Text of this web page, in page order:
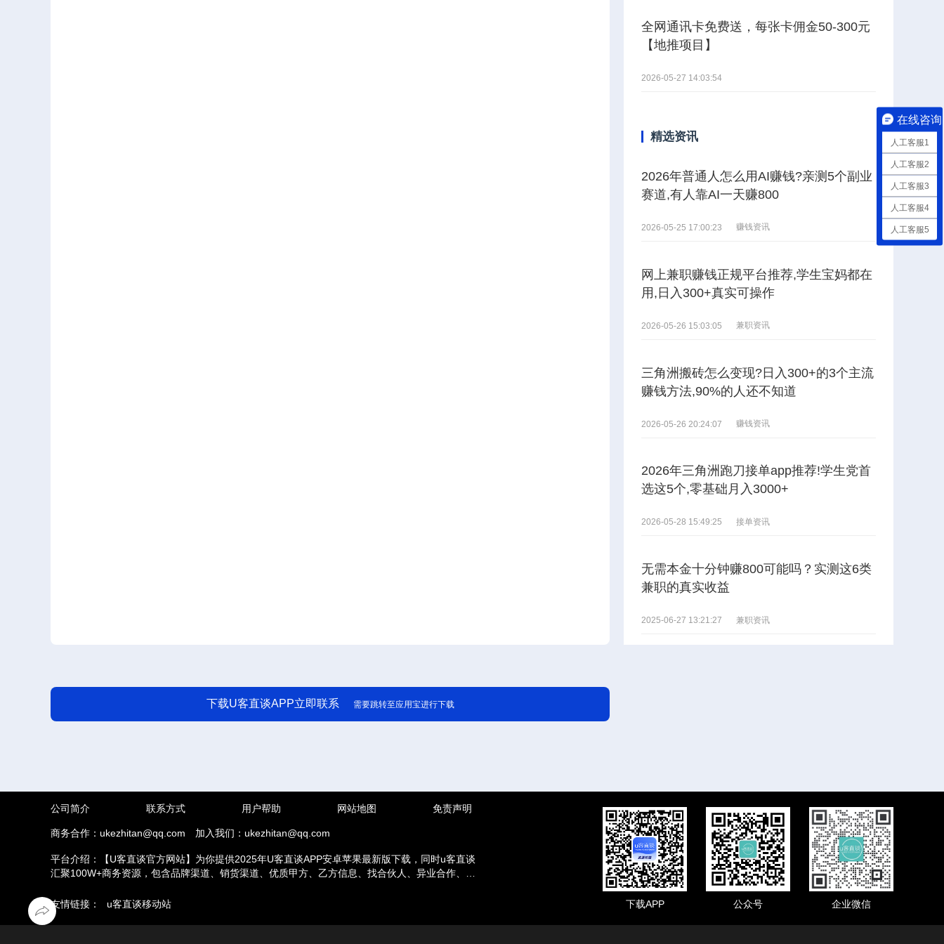
全网通讯卡免费送，每张卡佣金50-300元
【地推项目】
2026-05-27 14:03:54
精选资讯
2026年普通人怎么用AI赚钱?亲测5个副业
赛道,有人靠AI一天赚800
2026-05-25 17:00:23 赚钱资讯
网上兼职赚钱正规平台推荐,学生宝妈都在
用,日入300+真实可操作
2026-05-26 15:03:05 兼职资讯
三角洲搬砖怎么变现?日入300+的3个主流
赚钱方法,90%的人还不知道
2026-05-26 20:24:07 赚钱资讯
2026年三角洲跑刀接单app推荐!学生党首
选这5个,零基础月入3000+
2026-05-28 15:49:25 接单资讯
无需本金十分钟赚800可能吗？实测这6类
兼职的真实收益
2025-06-27 13:21:27 兼职资讯
下载U客直谈APP立即联系 需要跳转至应用宝进行下载
公司简介 联系方式 用户帮助 网站地图 免责声明
商务合作：ukezhitan@qq.com 加入我们：ukezhitan@qq.com
平台介绍：【U客直谈官方网站】为你提供2025年U客直谈APP安卓苹果最新版下载，同时u客直谈
汇聚100W+商务资源，包含品牌渠道、销货渠道、优质甲方、乙方信息、找合伙人、异业合作、地
友情链接：
u客直谈移动站 下载APP 公众号 企业微信
在线咨询
人工客服1
人工客服2
人工客服3
人工客服4
人工客服5